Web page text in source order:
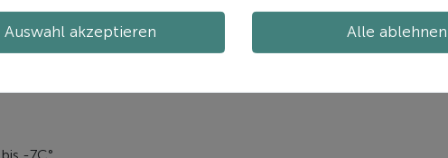
Auswahl akzeptieren Alle ablehnen